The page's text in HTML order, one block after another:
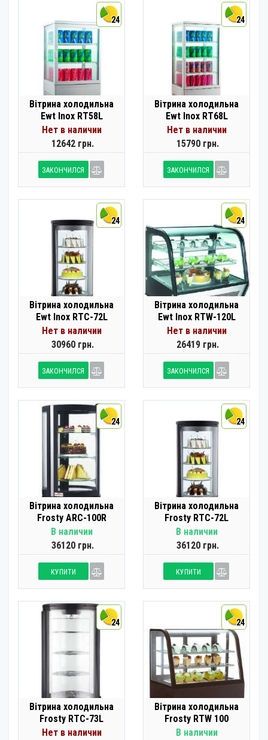
24
Вітрина холодильна
Ewt Inox RT58L
Нет в наличии
12642 грн.
ЗАКОНЧИЛСЯ
24
Вітрина холодильна
Ewt Inox RT68L
Нет в наличии
15790 грн.
ЗАКОНЧИЛСЯ
24
Вітрина холодильна
Ewt Inox RTC-72L
Нет в наличии
30960 грн.
ЗАКОНЧИЛСЯ
24
Вітрина холодильна
Ewt Inox RTW-120L
Нет в наличии
26419 грн.
ЗАКОНЧИЛСЯ
24
Вітрина холодильна
Frosty ARC-100R
В наличии
36120 грн.
КУПИТИ
24
Вітрина холодильна
Frosty RTC-72L
В наличии
36120 грн.
КУПИТИ
24
Вітрина холодильна
Frosty RTC-73L
Нет в наличии
24
Вітрина холодильна
Frosty RTW 100
В наличии